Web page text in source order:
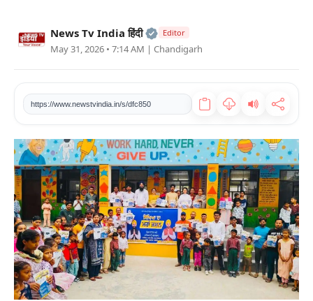
खेल
वीडियो
लाइफस्टाइल
कारोबार
News Tv India हिंदी Official | Verified Expert • 27
Editor
May 31, 2026 • 7:14 AM | Chandigarh
https://www.newstvindia.in/s/dfc850